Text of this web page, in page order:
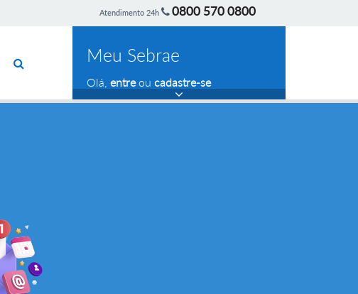
Atendimento 24h 0800 570 0800
Meu Sebrae
Olá, entreou cadastre-se